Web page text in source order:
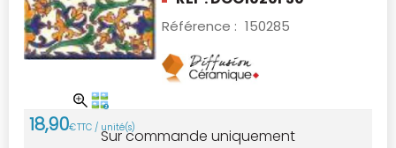
Référence : 150285
18,90€TTC / unité(s)
Sur commande uniquement